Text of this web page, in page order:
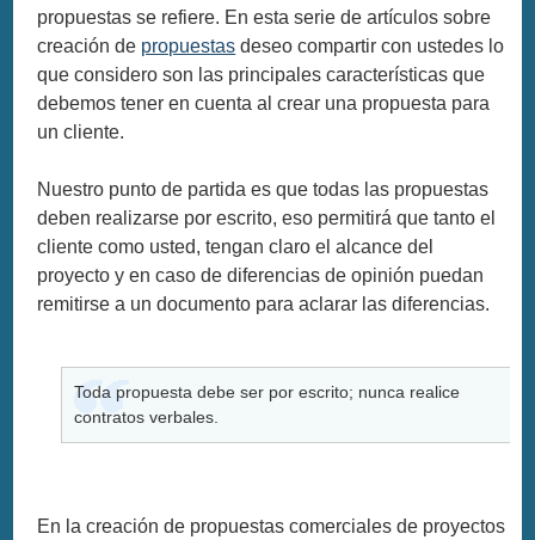
propuestas se refiere. En esta serie de artículos sobre
creación de propuestas deseo compartir con ustedes lo
que considero son las principales características que
debemos tener en cuenta al crear una propuesta para
un cliente.
Nuestro punto de partida es que todas las propuestas
deben realizarse por escrito, eso permitirá que tanto el
cliente como usted, tengan claro el alcance del
proyecto y en caso de diferencias de opinión puedan
remitirse a un documento para aclarar las diferencias.
Toda propuesta debe ser por escrito; nunca realice
contratos verbales.
En la creación de propuestas comerciales de proyectos